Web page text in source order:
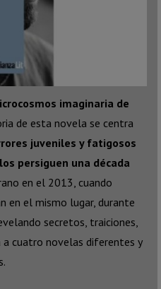
imaginaria de
de esta novela se centra
juveniles y fatigosos
persiguen una década
en el 2013, cuando
en el mismo lugar, durante
secretos, traiciones,
cuatro novelas diferentes y